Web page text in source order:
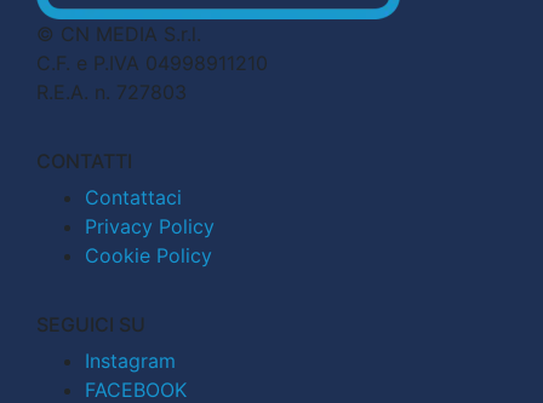
© CN MEDIA S.r.l.
C.F. e P.IVA 04998911210
R.E.A. n. 727803
CONTATTI
Contattaci
Privacy Policy
Cookie Policy
SEGUICI SU
Instagram
FACEBOOK